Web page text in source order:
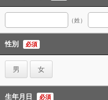
（姓）
性別 必須
男 女
生年月日 必須